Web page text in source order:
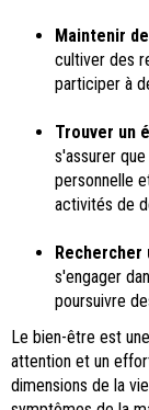
Maintenir
cultiver des
participer à
Trouver un
s'assurer
personnelle
activités de
Rechercher
s'engager
poursuivre
Le bien-être est
attention et un
dimensions de la